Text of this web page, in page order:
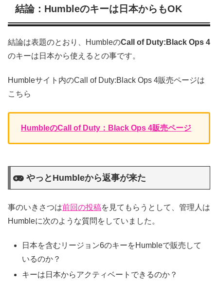
結論：Humbleのキーは日本からもOK
結論は表題のとおり、HumbleのCall of Duty:Black Ops 4
のキーは日本から使えるとの事です。
Humbleサイト内のCall of Duty:Black Ops 4販売ページは
こちら
HumbleのCall of Duty：Black Ops 4販売ページ
やっとHumbleから返事が来た
事のいきさつは前回の投稿を見てもらうとして、管理人は
Humbleに次のような質問をしていました。
日本を含むリージョン6のキーをHumbleで販売して
いるのか？
キーは日本からアクティベートできるのか？